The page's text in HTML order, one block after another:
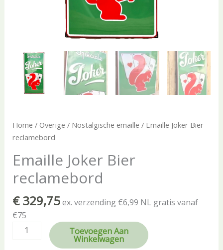
Home / Overige / Nostalgische emaille / Emaille Joker Bier
reclamebord
Emaille Joker Bier
reclamebord
€329,75ex. verzending €6,99 NL gratis vanaf
€75
Toevoegen Aan
Winkelwagen